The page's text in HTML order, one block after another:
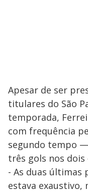
Apesar de ser
titulares do São
temporada,
com frequência
segundo tempo
três gols nos dois
- As duas
estava exaustivo,